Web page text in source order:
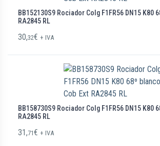
BB152130S9 Rociador Colg F1FR56 DN15 K80
RA2845 RL
30,32€ + IVA
BB158730S9 Rociador Colg F1FR56 DN15 K80
RA2845 RL
31,71€ + IVA